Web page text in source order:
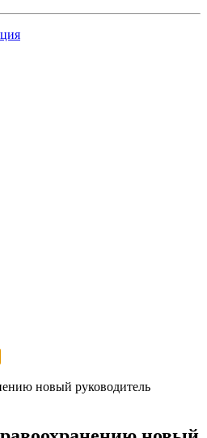
новый руководитель